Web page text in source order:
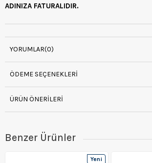
ADINIZA FATURALIDIR.
YORUMLAR(0)
ÖDEME SEÇENEKLERI
ÜRÜN ÖNERILERI
Benzer Ürünler
Yeni